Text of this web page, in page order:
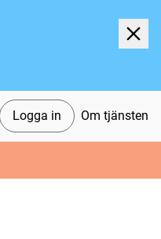
Logga in Om tjänsten